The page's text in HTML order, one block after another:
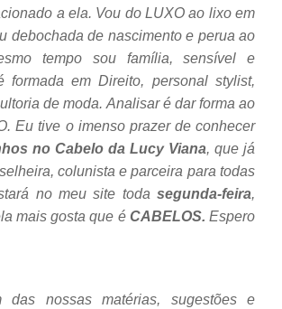
a ela. Vou do LUXO ao lixo em
debochada de nascimento e perua ao
tempo sou família, sensível e
formada em Direito, personal stylist,
de moda. Analisar é dar forma ao
Eu tive o imenso prazer de conhecer
no Cabelo da Lucy Viana, que já
colunista e parceira para todas
no meu site toda segunda-feira,
mais gosta que é CABELOS.Espero
das nossas matérias, sugestões e